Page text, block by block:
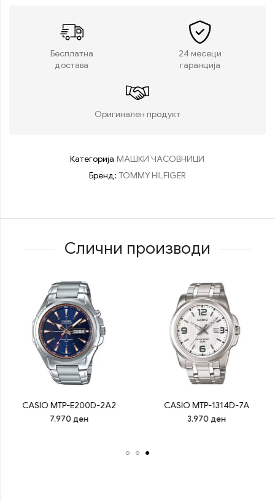
Бесплатна
достава
24 месеци
гаранција
Оригинален продукт
Категорија МАШКИ ЧАСОВНИЦИ
Бренд: TOMMY HILFIGER
Слични производи
CASIO MTP-E200D-2A2
7.970ден
CASIO MTP-1314D-7A
3.970ден